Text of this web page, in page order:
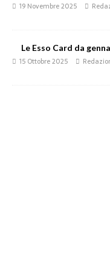
19 Novembre 2025
Le Esso Card da
15 Ottobre 2025